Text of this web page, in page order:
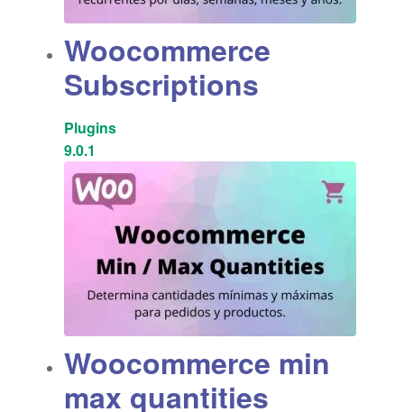
Woocommerce
Subscriptions
Plugins
9.0.1
Woocommerce min
max quantities